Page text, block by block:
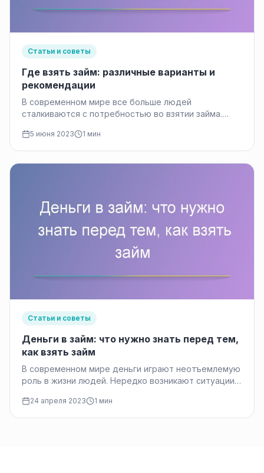
Статьи и советы
Где взять займ: различные варианты и
рекомендации
В современном мире все больше людей
сталкиваются с потребностью во взятии займа.
трудности…
5 июня 2023 1 мин
Статьи и советы
Деньги в займ: что нужно знать перед тем,
как взять займ
В современном мире деньги играют неотъемлемую
роль в жизни людей. Нередко возникают ситуации,
24 апреля 2023 1 мин